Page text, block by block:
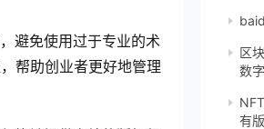
避免使用过于专业的术
帮助创业者更好地管理
区
数
有